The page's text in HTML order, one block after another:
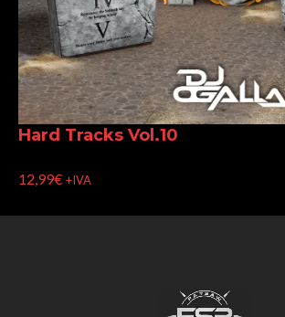
Hard Tracks Vol.10
12,99€ +IVA